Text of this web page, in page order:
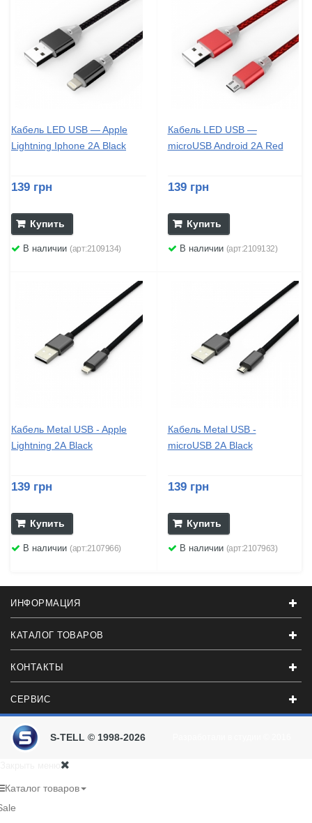
Кабель LED USB — Apple
Lightning Iphone 2А Black
139 грн
Купить
В наличии (арт:2109134)
Кабель LED USB —
microUSB Android 2А Red
139 грн
Купить
В наличии (арт:2109132)
Кабель Metal USB - Apple
Lightning 2А Black
139 грн
Купить
В наличии (арт:2107966)
Кабель Metal USB -
microUSB 2А Black
139 грн
Купить
В наличии (арт:2107963)
ИНФОРМАЦИЯ
КАТАЛОГ ТОВАРОВ
КОНТАКТЫ
СЕРВИС
S-TELL © 1998-2026
Каталог товаров